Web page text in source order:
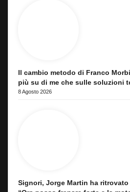
Il cambio metodo di Franco
più su di me che sulle soluzioni
8 Agosto 2026
Signori, Jorge Martin ha